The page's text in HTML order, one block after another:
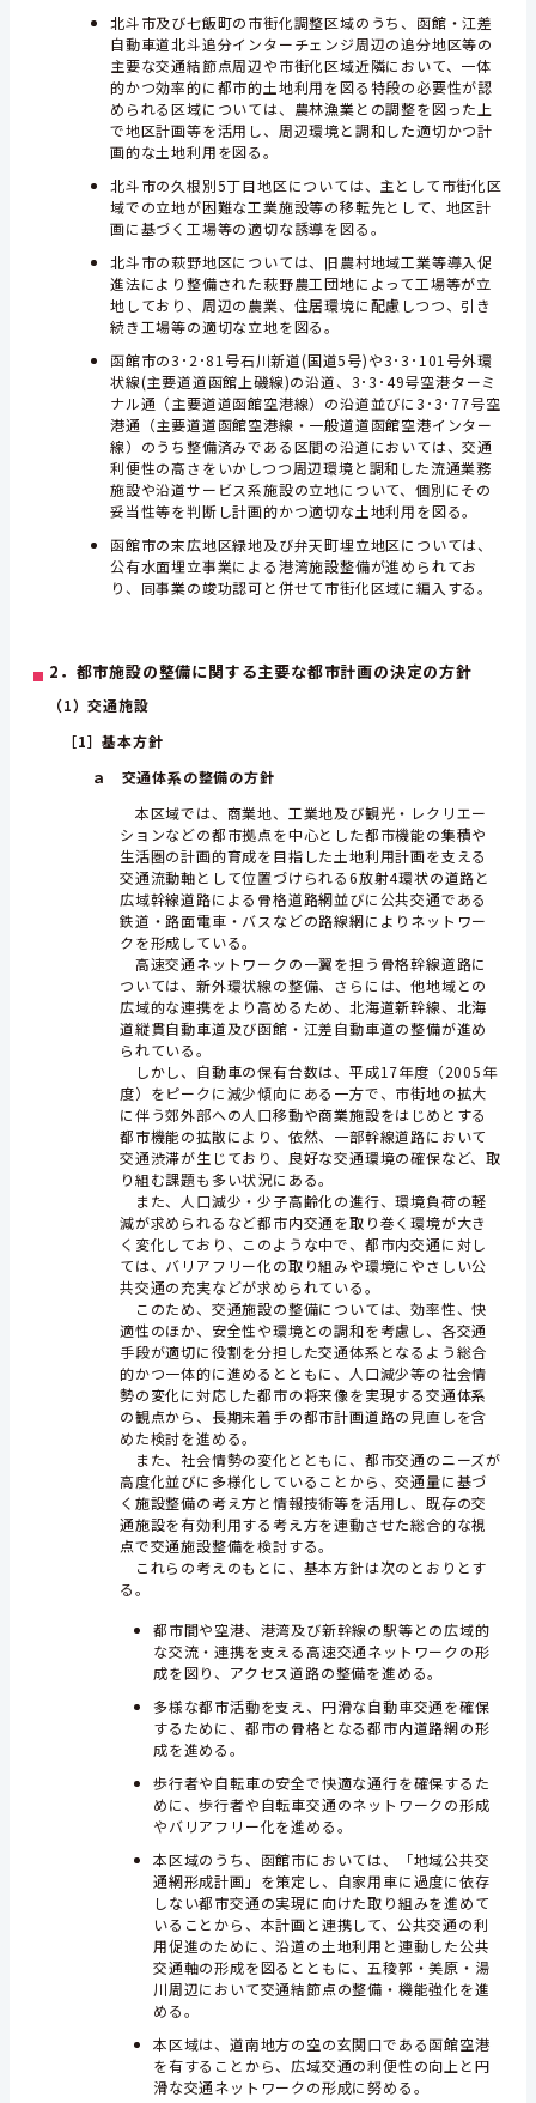
北斗市及び七飯町の市街化調整区域のうち、函館・江差
自動車道北斗追分インターチェンジ周辺の追分地区等の
主要な交通結節点周辺や市街化区域近隣において、一体
的かつ効率的に都市的土地利用を図る特段の必要性が認
められる区域については、農林漁業との調整を図った上
で地区計画等を活用し、周辺環境と調和した適切かつ計
画的な土地利用を図る。
北斗市の久根別5丁目地区については、主として市街化区
域での立地が困難な工業施設等の移転先として、地区計
画に基づく工場等の適切な誘導を図る。
北斗市の萩野地区については、旧農村地域工業等導入促
進法により整備された萩野農工団地によって工場等が立
地しており、周辺の農業、住居環境に配慮しつつ、引き
続き工場等の適切な立地を図る。
函館市の3･2･81号石川新道(国道5号)や3･3･101号外環
状線(主要道道函館上磯線)の沿道、3･3･49号空港ターミ
ナル通（主要道道函館空港線）の沿道並びに3･3･77号空
港通（主要道道函館空港線・一般道道函館空港インター
線）のうち整備済みである区間の沿道においては、交通
利便性の高さをいかしつつ周辺環境と調和した流通業務
施設や沿道サービス系施設の立地について、個別にその
妥当性等を判断し計画的かつ適切な土地利用を図る。
函館市の末広地区緑地及び弁天町埋立地区については、
公有水面埋立事業による港湾施設整備が進められてお
り、同事業の竣功認可と併せて市街化区域に編入する。
2．都市施設の整備に関する主要な都市計画の決定の方針
（1）交通施設
［1］基本方針
ａ 交通体系の整備の方針
本区域では、商業地、工業地及び観光・レクリエー
ションなどの都市拠点を中心とした都市機能の集積や
生活圏の計画的育成を目指した土地利用計画を支える
交通流動軸として位置づけられる6放射4環状の道路と
広域幹線道路による骨格道路網並びに公共交通である
鉄道・路面電車・バスなどの路線網によりネットワー
クを形成している。
高速交通ネットワークの一翼を担う骨格幹線道路に
ついては、新外環状線の整備、さらには、他地域との
広域的な連携をより高めるため、北海道新幹線、北海
道縦貫自動車道及び函館・江差自動車道の整備が進め
られている。
しかし、自動車の保有台数は、平成17年度（2005年
度）をピークに減少傾向にある一方で、市街地の拡大
に伴う郊外部への人口移動や商業施設をはじめとする
都市機能の拡散により、依然、一部幹線道路において
交通渋滞が生じており、良好な交通環境の確保など、取
り組む課題も多い状況にある。
また、人口減少・少子高齢化の進行、環境負荷の軽
減が求められるなど都市内交通を取り巻く環境が大き
く変化しており、このような中で、都市内交通に対し
ては、バリアフリー化の取り組みや環境にやさしい公
共交通の充実などが求められている。
このため、交通施設の整備については、効率性、快
適性のほか、安全性や環境との調和を考慮し、各交通
手段が適切に役割を分担した交通体系となるよう総合
的かつ一体的に進めるとともに、人口減少等の社会情
勢の変化に対応した都市の将来像を実現する交通体系
の観点から、長期未着手の都市計画道路の見直しを含
めた検討を進める。
また、社会情勢の変化とともに、都市交通のニーズが
高度化並びに多様化していることから、交通量に基づ
く施設整備の考え方と情報技術等を活用し、既存の交
通施設を有効利用する考え方を連動させた総合的な視
点で交通施設整備を検討する。
これらの考えのもとに、基本方針は次のとおりとす
る。
都市間や空港、港湾及び新幹線の駅等との広域的
な交流・連携を支える高速交通ネットワークの形
成を図り、アクセス道路の整備を進める。
多様な都市活動を支え、円滑な自動車交通を確保
するために、都市の骨格となる都市内道路網の形
成を進める。
歩行者や自転車の安全で快適な通行を確保するた
めに、歩行者や自転車交通のネットワークの形成
やバリアフリー化を進める。
本区域のうち、函館市においては、「地域公共交
通網形成計画」を策定し、自家用車に過度に依存
しない都市交通の実現に向けた取り組みを進めて
いることから、本計画と連携して、公共交通の利
用促進のために、沿道の土地利用と連動した公共
交通軸の形成を図るとともに、五稜郭・美原・湯
川周辺において交通結節点の整備・機能強化を進
める。
本区域は、道南地方の空の玄関口である函館空港
を有することから、広域交通の利便性の向上と円
滑な交通ネットワークの形成に努める。